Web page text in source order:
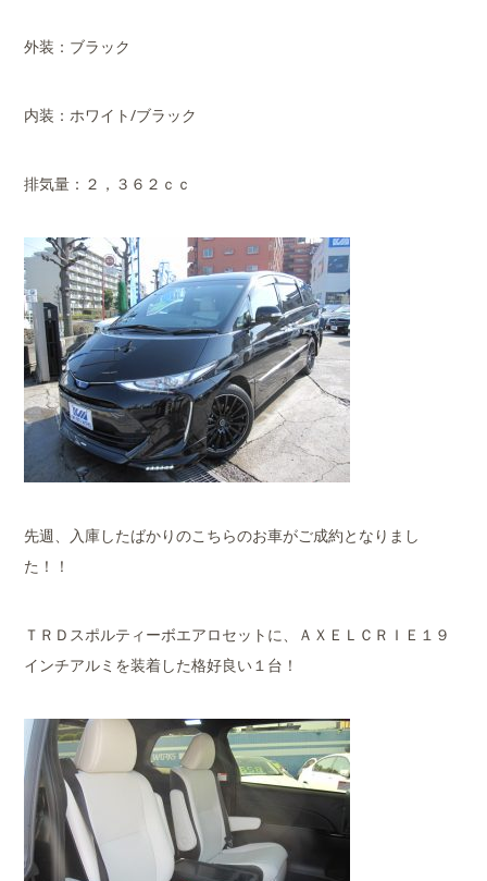
外装：ブラック
内装：ホワイト/ブラック
排気量：２，３６２ｃｃ
先週、入庫したばかりのこちらのお車がご成約となりまし
た！！
ＴＲＤスポルティーボエアロセットに、ＡＸＥＬＣＲＩＥ１９
インチアルミを装着した格好良い１台！